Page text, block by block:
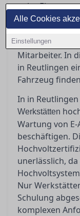
Alle Cookies
Einstellungen
geht. Eine
Antwort liegt
Mitarbeiter. In
in Reutlingen
Fahrzeug
In in
Werkstätten
Wartung von
beschäftigen.
unerlässlich,
Nur
Schulung
komplexen